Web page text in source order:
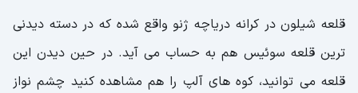
قلعه شیلون در کرانه دریاچه ژنو واقع شده که در دسته دیدنی
ترین قلعه سوئیس هم به حساب می آید. در حین دیدن این
قلعه می توانید، کوه های آلپ را هم مشاهده کنید چشم نواز